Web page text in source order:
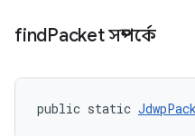
findPacket সম্পর্কে
public static